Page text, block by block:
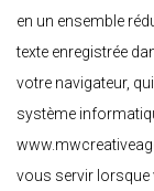
en un ensemble
texte enregistrée
votre navigateur,
système
vous servir lorsque